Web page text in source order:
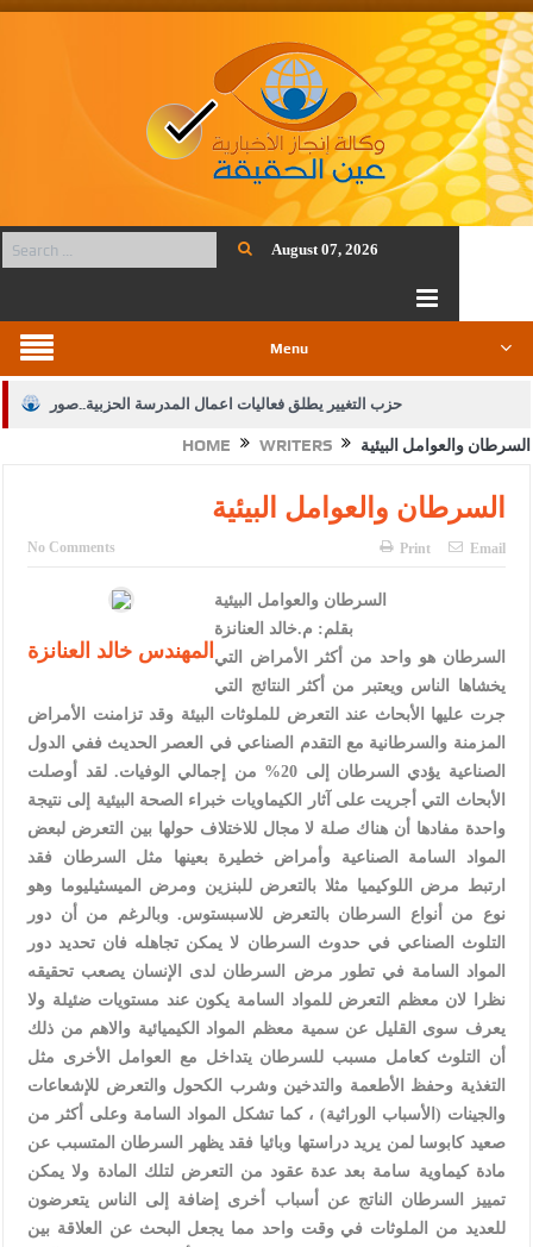
August 07, 2026
Menu
حزب التغيير يطلق فعاليات اعمال المدرسة الحزبية..صور
الجيش يفتح باب التجنيد لحملة البكالوريوس في الحقوق والقانون
بيان اجتماع عمّان:دعم الوصاية الهاشمية التاريخية على المقدسات
النواب يقر مشروع تعديل قانون الملكية العقارية
القاضي يلتقي رؤساء تحرير الصحف اليومية ويؤكد حرص مجلس النواب
على شراكة فاعلة مع الإعلام
دعوة المكلفين بخدمة العلم (الدفعة الثالثة) إلى مراجعة منصة خدمة
العلم
الملك يلتقي مجموعة من رفاق السلاح
الملك يتلقى اتصالا هاتفيا من العاهل البحريني
القاضي محمود أحمد فريحات.. مبارك ومزيدا من التوفيق
HOME WRITERS السرطان والعوامل البيئية
السرطان والعوامل البيئية
No Comments Print Email
المهندس خالد العنانزة
السرطان والعوامل البيئية
بقلم: م.خالد العنانزة
السرطان هو واحد من أكثر الأمراض التي
يخشاها الناس ويعتبر من أكثر النتائج التي
جرت عليها الأبحاث عند التعرض للملوثات البيئة وقد تزامنت الأمراض
المزمنة والسرطانية مع التقدم الصناعي في العصر الحديث ففي الدول
الصناعية يؤدي السرطان إلى 20% من إجمالي الوفيات. لقد أوصلت
الأبحاث التي أجريت على آثار الكيماويات خبراء الصحة البيئية إلى نتيجة
واحدة مفادها أن هناك صلة لا مجال للاختلاف حولها بين التعرض لبعض
المواد السامة الصناعية وأمراض خطيرة بعينها مثل السرطان فقد
ارتبط مرض اللوكيميا مثلا بالتعرض للبنزين ومرض الميسثيليوما وهو
نوع من أنواع السرطان بالتعرض للاسبستوس. وبالرغم من أن دور
التلوث الصناعي في حدوث السرطان لا يمكن تجاهله فان تحديد دور
المواد السامة في تطور مرض السرطان لدى الإنسان يصعب تحقيقه
نظرا لان معظم التعرض للمواد السامة يكون عند مستويات ضئيلة ولا
يعرف سوى القليل عن سمية معظم المواد الكيميائية والاهم من ذلك
أن التلوث كعامل مسبب للسرطان يتداخل مع العوامل الأخرى مثل
التغذية وحفظ الأطعمة والتدخين وشرب الكحول والتعرض للإشعاعات
والجينات (الأسباب الوراثية) ، كما تشكل المواد السامة وعلى أكثر من
صعيد كابوسا لمن يريد دراستها وبائيا فقد يظهر السرطان المتسبب عن
مادة كيماوية سامة بعد عدة عقود من التعرض لتلك المادة ولا يمكن
تمييز السرطان الناتج عن أسباب أخرى إضافة إلى الناس يتعرضون
للعديد من الملوثات في وقت واحد مما يجعل البحث عن العلاقة بين